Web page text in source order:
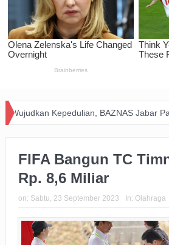
Kepedulian, BAZNAS Jabar Pastikan
FIFA Bangun TC
Rp. 8,6 Miliar
on: Sabtu, 23 September 2023 In: Olahraga